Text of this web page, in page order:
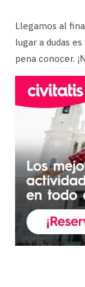
Llegamos al
lugar a dudas
pena conocer.